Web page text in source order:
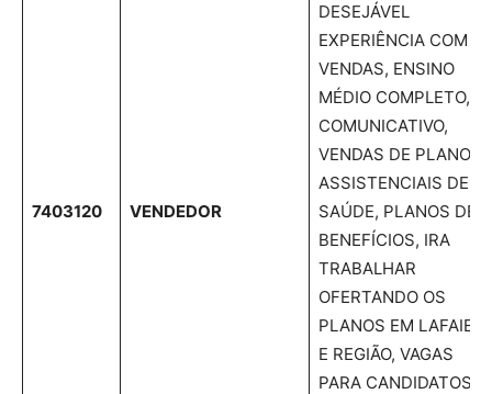
7403120 VENDEDOR
DESEJÁVEL
EXPERIÊNCIA COM
VENDAS, ENSINO
MÉDIO COMPLETO,
COMUNICATIVO,
VENDAS DE PLANOS
ASSISTENCIAIS DE
SAÚDE, PLANOS DE
BENEFÍCIOS, IRA
TRABALHAR
OFERTANDO OS
PLANOS EM
E REGIÃO, VAGAS
PARA CANDIDATOS